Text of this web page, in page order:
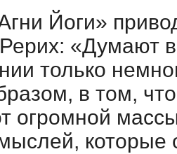
Йоги»
«Думают
только
в том,
огромной
которые